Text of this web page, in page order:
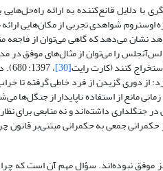
با دلایل قانع‌کننده به ارائه
اوستروم شواهدی تجربی از مکان‌هایی
از منابع خود نگهداری کرده است (گروینوگن، اسپینهوون و دن‌برگ، 1391: 168). شواهد
را می‌توان از مثال‌های موفق در
کنند (کارت رایت[30] ،
دوری گزیدن از فرد خاطی گرفته تا
جمعی که زمانی مانع از استفاده‌ ناپایدار از
داشته‌اند و نه منابعی برای
جمعی به حکمرانی مبتنی‌بر
نبوده‌اند. سؤال مهم آن است که چرا